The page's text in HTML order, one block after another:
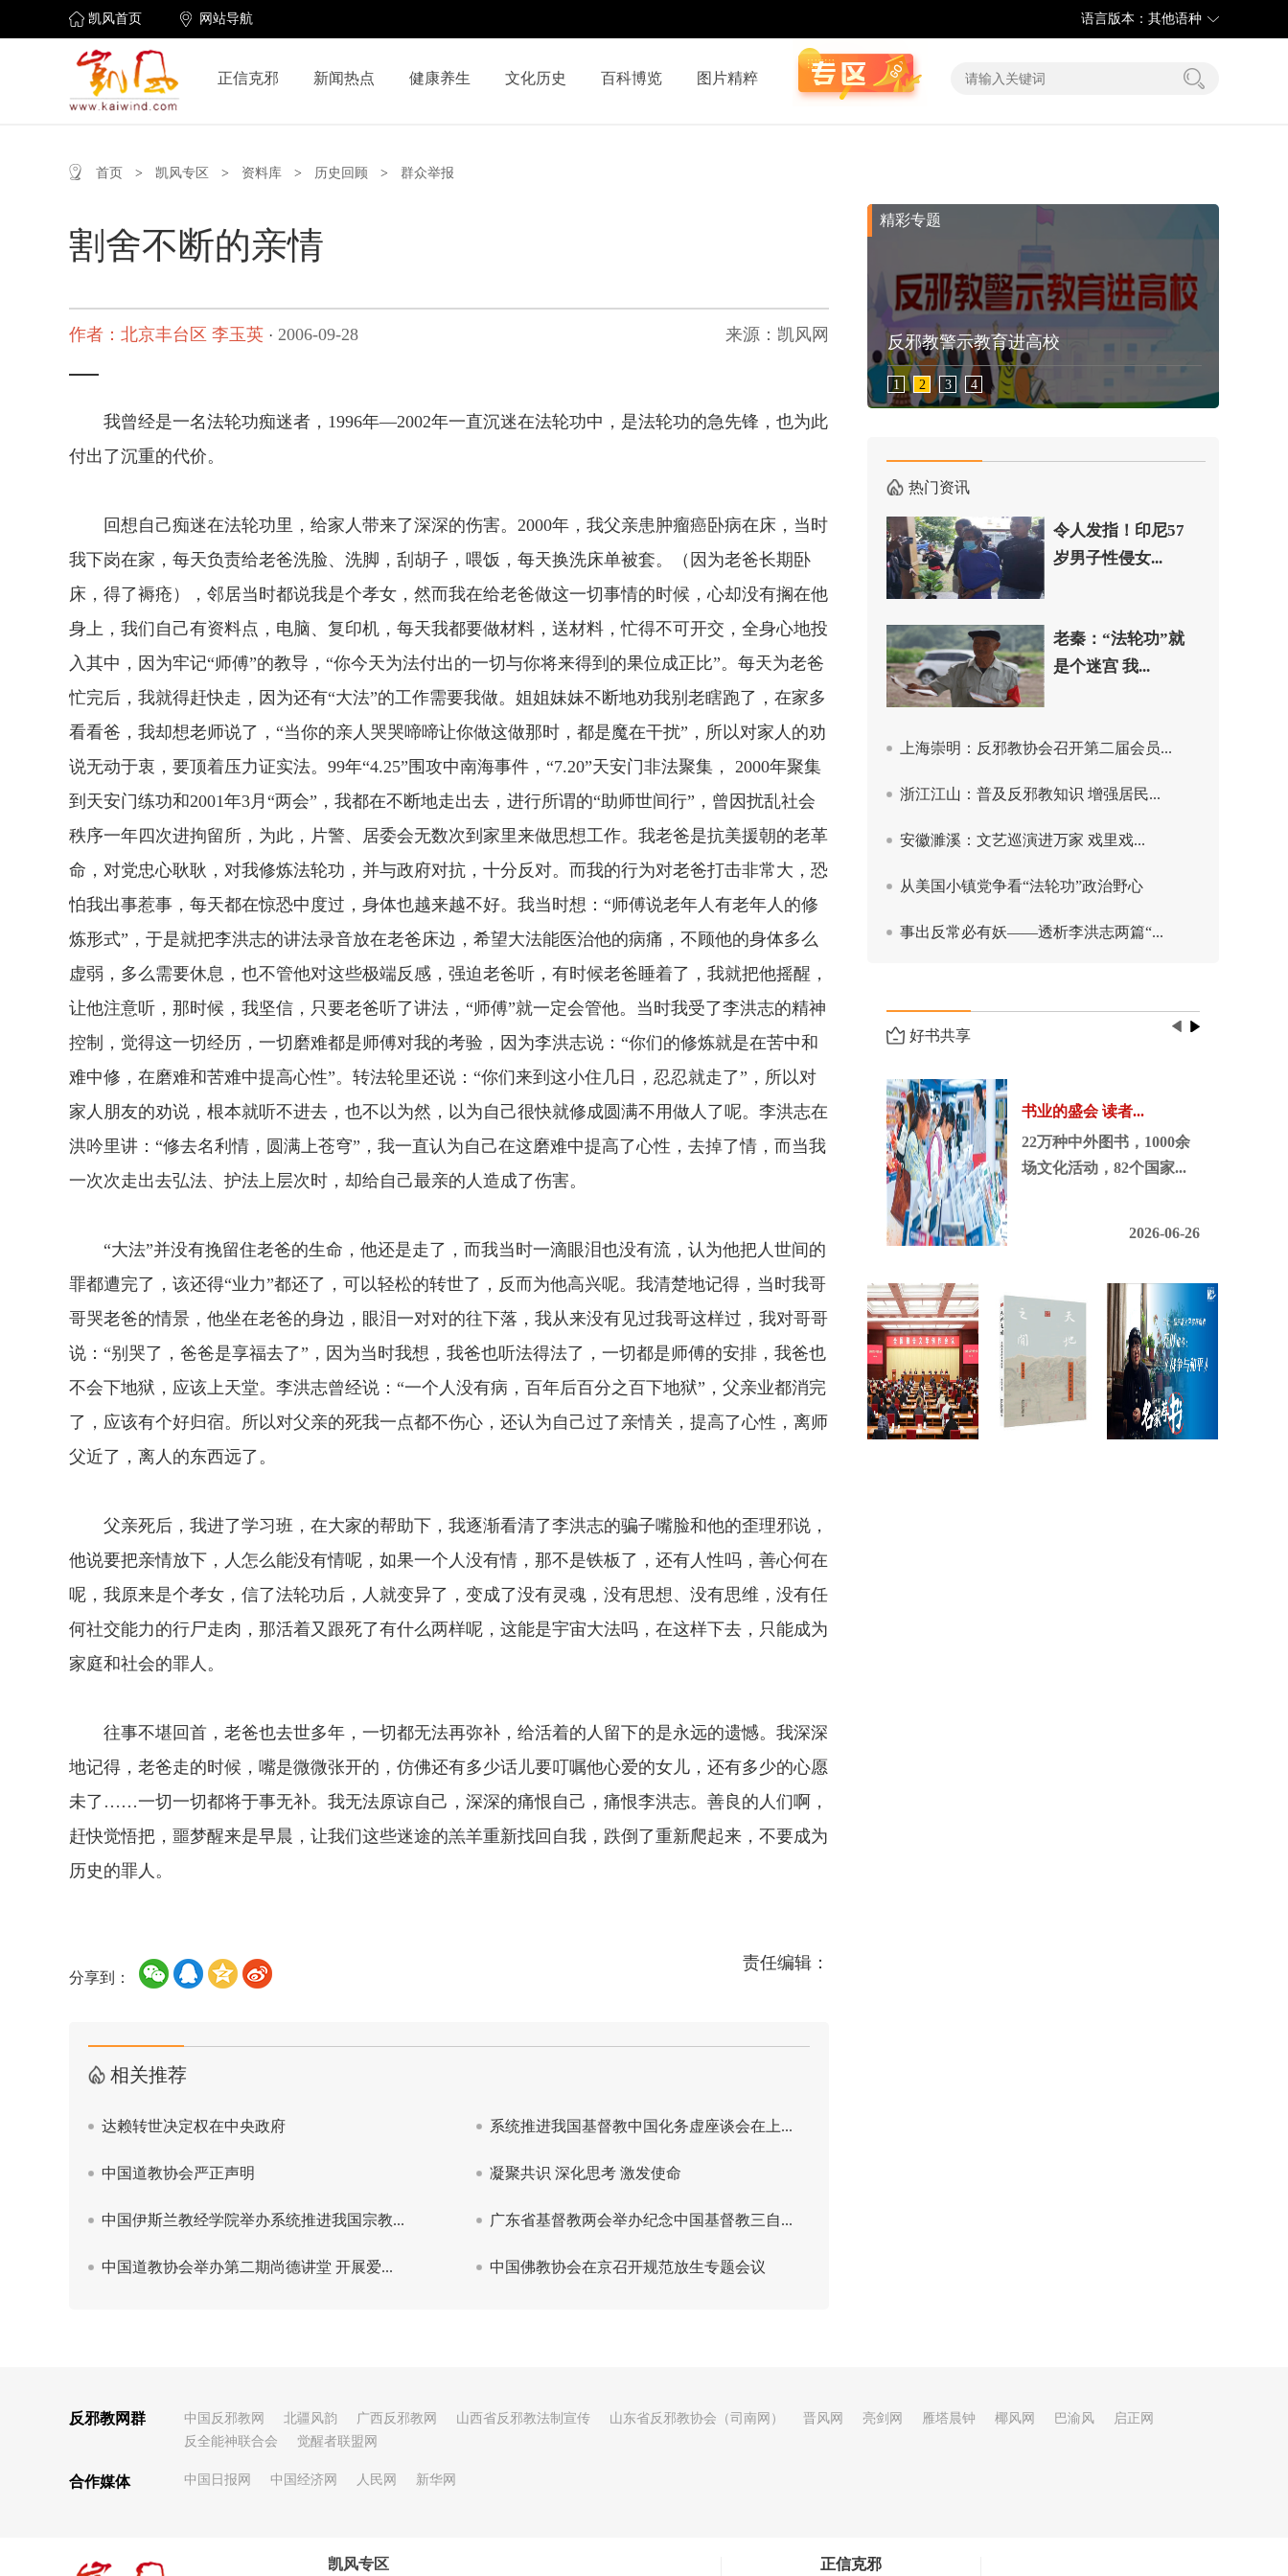
凯风首页 网站导航 语言版本：其他语种
正信克邪 新闻热点 健康养生 文化历史 百科博览 图片精粹
首页 > 凯风专区 > 资料库 > 历史回顾 > 群众举报
割舍不断的亲情
作者：北京丰台区 李玉英 · 2006-09-28 来源：凯风网
我曾经是一名法轮功痴迷者，1996年—2002年一直沉迷在法轮功中，是法轮功的急先锋，也为此
付出了沉重的代价。
回想自己痴迷在法轮功里，给家人带来了深深的伤害。2000年，我父亲患肿瘤癌卧病在床，当时
我下岗在家，每天负责给老爸洗脸、洗脚，刮胡子，喂饭，每天换洗床单被套。（因为老爸长期卧
床，得了褥疮），邻居当时都说我是个孝女，然而我在给老爸做这一切事情的时候，心却没有搁在他
身上，我们自己有资料点，电脑、复印机，每天我都要做材料，送材料，忙得不可开交，全身心地投
入其中，因为牢记“师傅”的教导，“你今天为法付出的一切与你将来得到的果位成正比”。每天为老爸
忙完后，我就得赶快走，因为还有“大法”的工作需要我做。姐姐妹妹不断地劝我别老瞎跑了，在家多
看看爸，我却想老师说了，“当你的亲人哭哭啼啼让你做这做那时，都是魔在干扰”，所以对家人的劝
说无动于衷，要顶着压力证实法。99年“4.25”围攻中南海事件，“7.20”天安门非法聚集， 2000年聚集
到天安门练功和2001年3月“两会”，我都在不断地走出去，进行所谓的“助师世间行”，曾因扰乱社会
秩序一年四次进拘留所，为此，片警、居委会无数次到家里来做思想工作。我老爸是抗美援朝的老革
命，对党忠心耿耿，对我修炼法轮功，并与政府对抗，十分反对。而我的行为对老爸打击非常大，恐
怕我出事惹事，每天都在惊恐中度过，身体也越来越不好。我当时想：“师傅说老年人有老年人的修
炼形式”，于是就把李洪志的讲法录音放在老爸床边，希望大法能医治他的病痛，不顾他的身体多么
虚弱，多么需要休息，也不管他对这些极端反感，强迫老爸听，有时候老爸睡着了，我就把他摇醒，
让他注意听，那时候，我坚信，只要老爸听了讲法，“师傅”就一定会管他。当时我受了李洪志的精神
控制，觉得这一切经历，一切磨难都是师傅对我的考验，因为李洪志说：“你们的修炼就是在苦中和
难中修，在磨难和苦难中提高心性”。转法轮里还说：“你们来到这小住几日，忍忍就走了”，所以对
家人朋友的劝说，根本就听不进去，也不以为然，以为自己很快就修成圆满不用做人了呢。李洪志在
洪吟里讲：“修去名利情，圆满上苍穹”，我一直认为自己在这磨难中提高了心性，去掉了情，而当我
一次次走出去弘法、护法上层次时，却给自己最亲的人造成了伤害。
“大法”并没有挽留住老爸的生命，他还是走了，而我当时一滴眼泪也没有流，认为他把人世间的
罪都遭完了，该还得“业力”都还了，可以轻松的转世了，反而为他高兴呢。我清楚地记得，当时我哥
哥哭老爸的情景，他坐在老爸的身边，眼泪一对对的往下落，我从来没有见过我哥这样过，我对哥哥
说：“别哭了，爸爸是享福去了”，因为当时我想，我爸也听法得法了，一切都是师傅的安排，我爸也
不会下地狱，应该上天堂。李洪志曾经说：“一个人没有病，百年后百分之百下地狱”，父亲业都消完
了，应该有个好归宿。所以对父亲的死我一点都不伤心，还认为自己过了亲情关，提高了心性，离师
父近了，离人的东西远了。
父亲死后，我进了学习班，在大家的帮助下，我逐渐看清了李洪志的骗子嘴脸和他的歪理邪说，
他说要把亲情放下，人怎么能没有情呢，如果一个人没有情，那不是铁板了，还有人性吗，善心何在
呢，我原来是个孝女，信了法轮功后，人就变异了，变成了没有灵魂，没有思想、没有思维，没有任
何社交能力的行尸走肉，那活着又跟死了有什么两样呢，这能是宇宙大法吗，在这样下去，只能成为
家庭和社会的罪人。
往事不堪回首，老爸也去世多年，一切都无法再弥补，给活着的人留下的是永远的遗憾。我深深
地记得，老爸走的时候，嘴是微微张开的，仿佛还有多少话儿要叮嘱他心爱的女儿，还有多少的心愿
未了……一切一切都将于事无补。我无法原谅自己，深深的痛恨自己，痛恨李洪志。善良的人们啊，
赶快觉悟把，噩梦醒来是早晨，让我们这些迷途的羔羊重新找回自我，跌倒了重新爬起来，不要成为
历史的罪人。
分享到：
责任编辑：
反邪教网群
合作媒体
中国反邪教网 北疆风韵 广西反邪教网 山西省反邪教法制宣传 山东省反邪教协会（司南网） 晋风网 亮剑网 雁塔晨钟 椰风网 巴渝风
启正网
反全能神联合会
觉醒者联盟网
中国日报网 中国经济网 人民网 新华网
凯风专区 正信克邪